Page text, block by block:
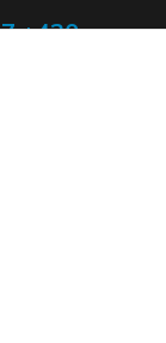
+420